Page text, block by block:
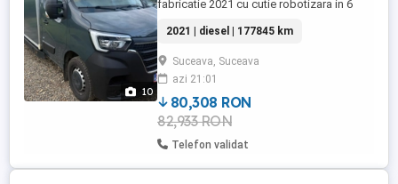
10
fabricatie 2021 cu cutie robotizara in 6
intretinere minima). Masina este executata
pe comanda si are urmatoarele dotari:
geamuri si oglinzi electrice si incalzite,
senzori de ploaie si lumini, aer
conditionat, tapiserie piele ecologica, ...
2021 | diesel | 177845 km
Suceava, Suceava
azi 21:01
80,308 RON
82,933 RON
Telefon validat